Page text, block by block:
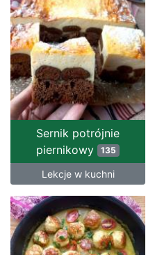
Sernik potrójnie
piernikowy 135
Lekcje w kuchni